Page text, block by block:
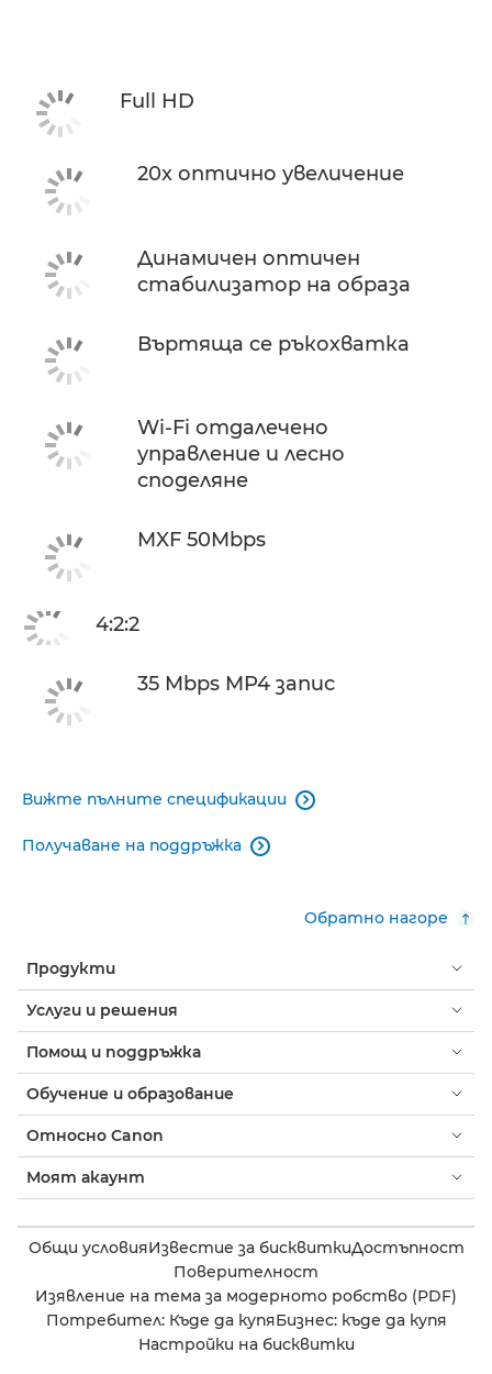
Full HD
20x оптично увеличение
Динамичен оптичен
стабилизатор на образа
Въртяща се ръкохватка
Wi-Fi отдалечено
управление и лесно
споделяне
MXF 50Mbps
4:2:2
35 Mbps MP4 запис
Вижте пълните спецификации 
Получаване на поддръжка 
Обратно нагоре
Продукти
Услуги и решения
Помощ и поддръжка
Обучение и образование
Относно Canon
Моят акаунт
Общи условияИзвестие за бисквиткиДостъпност
Поверителност
Изявление на тема за модерното робство (PDF)
Потребител: Къде да купяБизнес: къде да купя
Настройки на бисквитки